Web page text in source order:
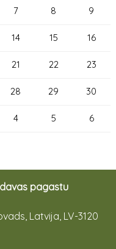
7 8 9
14 15 16
21 22 23
28 29 30
4 5 6
pagastu
Latvija, LV-3120